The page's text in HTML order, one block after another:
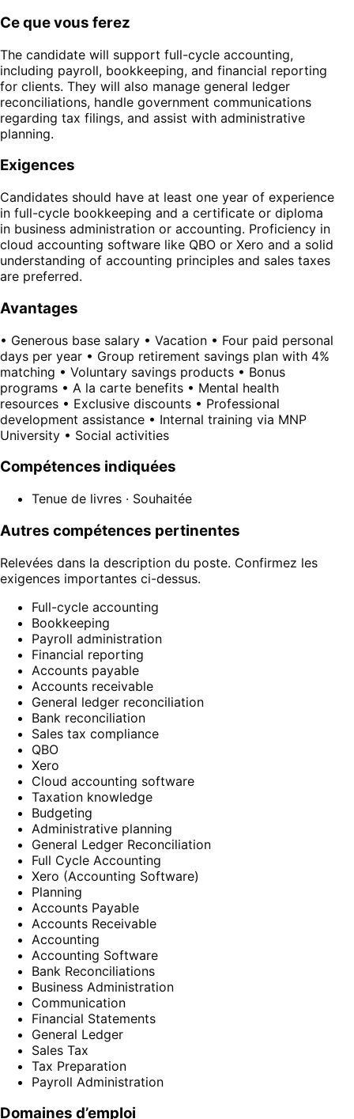
Ce que vous ferez
The candidate will support full-cycle accounting,
including payroll, bookkeeping, and financial reporting
for clients. They will also manage general ledger
reconciliations, handle government communications
regarding tax filings, and assist with administrative
planning.
Exigences
Candidates should have at least one year of experience
in full-cycle bookkeeping and a certificate or diploma
in business administration or accounting. Proficiency in
cloud accounting software like QBO or Xero and a solid
understanding of accounting principles and sales taxes
are preferred.
Avantages
• Generous base salary • Vacation • Four paid personal
days per year • Group retirement savings plan with 4%
matching • Voluntary savings products • Bonus
programs • A la carte benefits • Mental health
resources • Exclusive discounts • Professional
development assistance • Internal training via MNP
University • Social activities
Compétences indiquées
Tenue de livres · Souhaitée
Autres compétences pertinentes
Relevées dans la description du poste. Confirmez les
exigences importantes ci-dessus.
Full-cycle accounting
Bookkeeping
Payroll administration
Financial reporting
Accounts payable
Accounts receivable
General ledger reconciliation
Bank reconciliation
Sales tax compliance
QBO
Xero
Cloud accounting software
Taxation knowledge
Budgeting
Administrative planning
General Ledger Reconciliation
Full Cycle Accounting
Xero (Accounting Software)
Planning
Accounts Payable
Accounts Receivable
Accounting
Accounting Software
Bank Reconciliations
Business Administration
Communication
Financial Statements
General Ledger
Sales Tax
Tax Preparation
Payroll Administration
Domaines d’emploi